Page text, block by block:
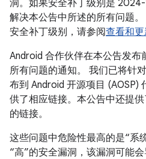
洞。如果安全补丁级别是
解决本公告中所述的所有问题
安全补丁级别，请参阅查看和
Android 合作伙伴在本公告发
所有问题的通知。 我们已将针
布到 Android 开源项目 (AOSP)
供了相应链接。本公告中还提
的链接。
这些问题中危险性最高的是“系
“高”的安全漏洞，该漏洞可能